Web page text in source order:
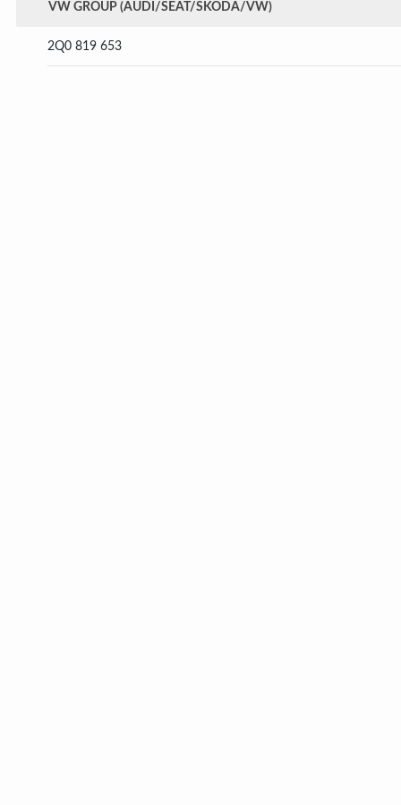
VW GROUP (AUDI/SEAT/SKODA/VW)
2Q0 819 653